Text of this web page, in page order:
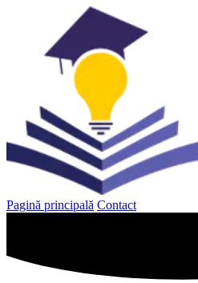
Pagină principală Contact